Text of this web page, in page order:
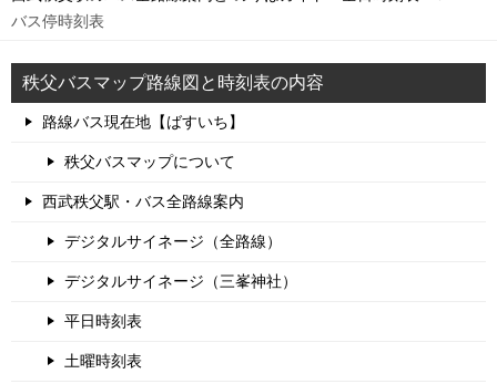
バス停時刻表
秩父バスマップ路線図と時刻表の内容
路線バス現在地【ばすいち】
秩父バスマップについて
西武秩父駅・バス全路線案内
デジタルサイネージ（全路線）
デジタルサイネージ（三峯神社）
平日時刻表
土曜時刻表